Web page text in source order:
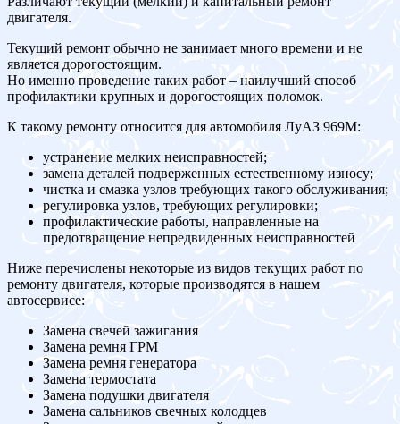
двигателя.
Текущий ремонт обычно не занимает много времени и не
является дорогостоящим.
Но именно проведение таких работ – наилучший способ
профилактики крупных и дорогостоящих поломок.
К такому ремонту относится для автомобиля ЛуАЗ 969M:
устранение мелких неисправностей;
замена деталей подверженных естественному износу;
чистка и смазка узлов требующих такого обслуживания;
регулировка узлов, требующих регулировки;
профилактические работы, направленные на
предотвращение непредвиденных неисправностей
Ниже перечислены некоторые из видов текущих работ по
ремонту двигателя, которые производятся в нашем
автосервисе:
Замена свечей зажигания
Замена ремня ГРМ
Замена ремня генератора
Замена термостата
Замена подушки двигателя
Замена сальников свечных колодцев